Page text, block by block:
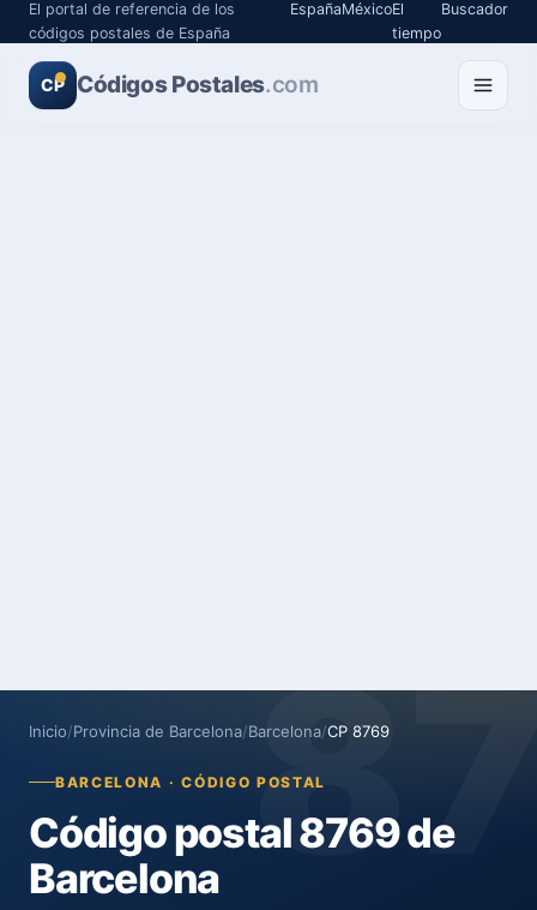
El portal de referencia de los
códigos postales de España
EspañaMéxicoEl
tiempo
Buscador
CP Códigos Postales.com
Inicio/Provincia de Barcelona/Barcelona/CP 8769
BARCELONA · CÓDIGO POSTAL
Código postal 8769 de
Barcelona